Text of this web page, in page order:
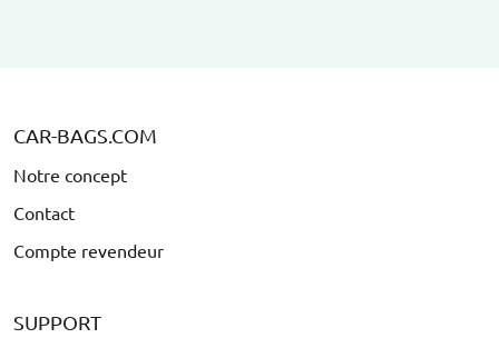
CAR-BAGS.COM
Notre concept
Contact
Compte revendeur
SUPPORT